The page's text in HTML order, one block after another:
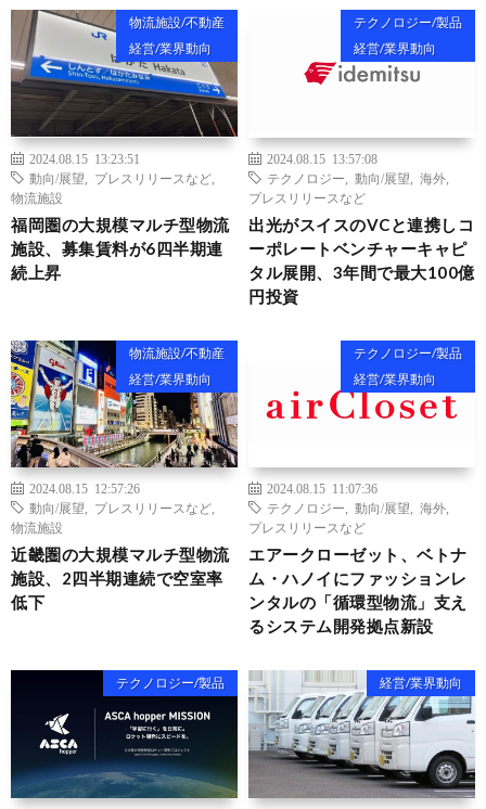
物流施設/不動産
経営/業界動向
2024.08.15 13:23:51
動向/展望
プレスリリースなど
物流施設
福岡圏の大規模マルチ型物流
施設、募集賃料が6四半期連
続上昇
テクノロジー/製品
経営/業界動向
2024.08.15 13:57:08
テクノロジー
動向/展望 海外
プレスリリースなど
出光がスイスのVCと連携しコ
ーポレートベンチャーキャピ
タル展開、3年間で最大100億
円投資
物流施設/不動産
経営/業界動向
2024.08.15 12:57:26
動向/展望
プレスリリースなど
物流施設
近畿圏の大規模マルチ型物流
施設、2四半期連続で空室率
低下
テクノロジー/製品
経営/業界動向
2024.08.15 11:07:36
テクノロジー
動向/展望 海外
プレスリリースなど
エアークローゼット、ベトナ
ム・ハノイにファッションレ
ンタルの「循環型物流」支え
るシステム開発拠点新設
テクノロジー/製品 経営/業界動向